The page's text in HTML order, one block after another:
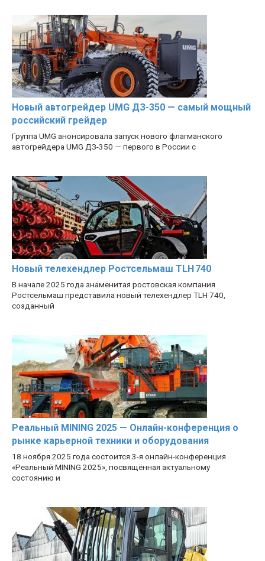
Новый автогрейдер UMG ДЗ-350 — самый мощный
российский грейдер
Группа UMG анонсировала запуск нового флагманского
автогрейдера UMG ДЗ-350 — первого в России с
Новый телехендлер Ростсельмаш TLH 740
В начале 2025 года знаменитая ростовская компания
Ростсельмаш представила новый телехендлер TLH 740,
созданный
Реальный MINING 2025 — Онлайн-конференция о
рынке карьерной техники и оборудования
18 ноября 2025 года состоится 3-я онлайн-конференция
«Реальный MINING 2025», посвящённая актуальному
состоянию и